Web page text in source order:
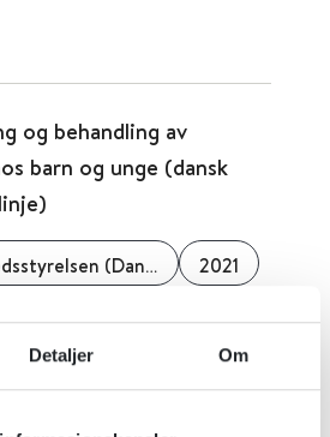
Detaljer Om
og behandling av
barn og unge (dansk
Sundhedsstyrelsen (Danmark) 2021